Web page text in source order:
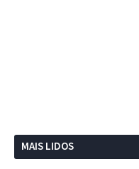
MAIS LIDOS